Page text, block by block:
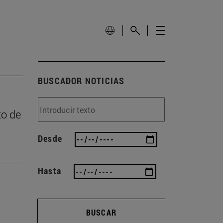
de
BUSCADOR NOTICIAS
Desde
Hasta
BUSCAR